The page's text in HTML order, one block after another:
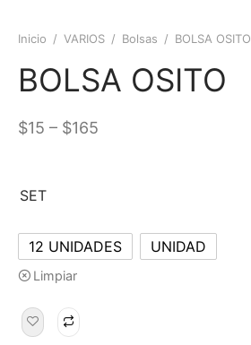
Inicio / VARIOS / Bolsas / BOLSA OSITO
BOLSA OSITO
$15 – $165
SET
12 UNIDADES UNIDAD
Limpiar